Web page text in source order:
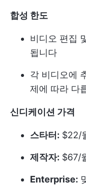
합성 한도
비디오 편집
됩니다
각 비디오에
제에 따라 다
신디케이션 가격
스타터: $22/
제작자: $67/
Enterprise: